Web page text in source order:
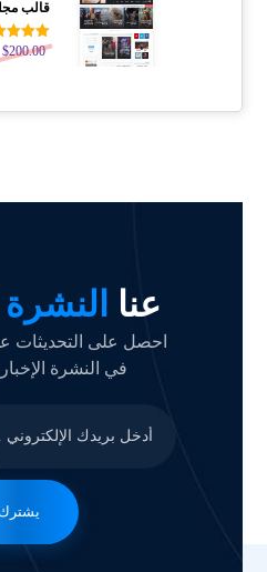
قالب
تم التقييم
من
$200.00
عنا النشرة
احصل على التحديثات
في النشرة
يشترك